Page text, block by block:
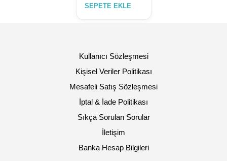
₺2.000,00.
andaki
SEPETE EKLE
Kullanıcı Sözleşmesi
Kişisel Veriler Politikası
Mesafeli Satış Sözleşmesi
İptal & İade Politikası
Sıkça Sorulan Sorular
İletişim
Banka Hesap Bilgileri